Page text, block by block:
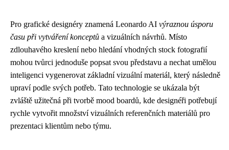
Pro grafické designéry znamená Leonardo AI výraznou úsporu
času při vytváření konceptů a vizuálních návrhů. Místo
zdlouhavého kreslení nebo hledání vhodných stock fotografií
mohou tvůrci jednoduše popsat svou představu a nechat umělou
inteligenci vygenerovat základní vizuální materiál, který následně
upraví podle svých potřeb. Tato technologie se ukázala být
zvláště užitečná při tvorbě mood boardů, kde designéři potřebují
rychle vytvořit množství vizuálních referenčních materiálů pro
prezentaci klientům nebo týmu.